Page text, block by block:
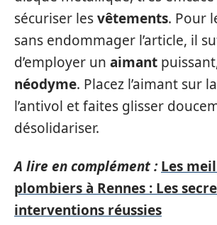
sécuriser lesvêtements. Pour
sans endommager l’article, il
d’employer un aimant
néodyme. Placez l’aimant sur
l’antivol et faites glisser
désolidariser.
A lire en complément : Les
plombiers à Rennes : Les
interventions réussies